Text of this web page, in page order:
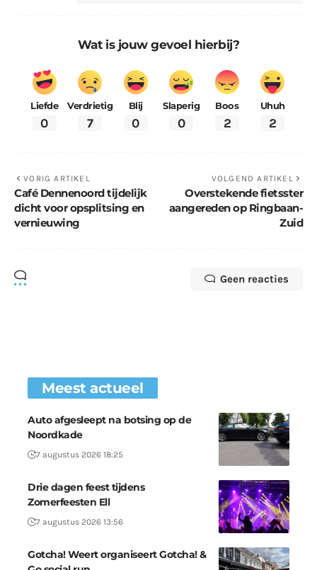
Wat is jouw gevoel hierbij?
Liefde
0
Verdrietig
7
Blij
0
Slaperig
0
Boos
2
Uhuh
2
VORIG ARTIKEL
Café Dennenoord tijdelijk
dicht voor opsplitsing en
vernieuwing
VOLGEND ARTIKEL
Overstekende fietsster
aangereden op Ringbaan-
Zuid
Geen reacties
Meest actueel
Auto afgesleept na botsing op de
Noordkade
7 augustus 2026 18:25
Drie dagen feest tijdens
Zomerfeesten Ell
7 augustus 2026 13:56
Gotcha! Weert organiseert Gotcha! &